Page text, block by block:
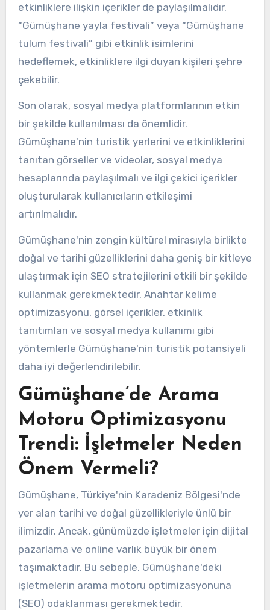
etkinliklere ilişkin içerikler de paylaşılmalıdır.
“Gümüşhane yayla festivali” veya “Gümüşhane
tulum festivali” gibi etkinlik isimlerini
hedeflemek, etkinliklere ilgi duyan kişileri şehre
çekebilir.
Son olarak, sosyal medya platformlarının etkin
bir şekilde kullanılması da önemlidir.
Gümüşhane'nin turistik yerlerini ve etkinliklerini
tanıtan görseller ve videolar, sosyal medya
hesaplarında paylaşılmalı ve ilgi çekici içerikler
oluşturularak kullanıcıların etkileşimi
artırılmalıdır.
Gümüşhane'nin zengin kültürel mirasıyla birlikte
doğal ve tarihi güzelliklerini daha geniş bir kitleye
ulaştırmak için SEO stratejilerini etkili bir şekilde
kullanmak gerekmektedir. Anahtar kelime
optimizasyonu, görsel içerikler, etkinlik
tanıtımları ve sosyal medya kullanımı gibi
yöntemlerle Gümüşhane'nin turistik potansiyeli
daha iyi değerlendirilebilir.
Gümüşhane’de Arama
Motoru Optimizasyonu
Trendi: İşletmeler Neden
Önem Vermeli?
Gümüşhane, Türkiye'nin Karadeniz Bölgesi'nde
yer alan tarihi ve doğal güzellikleriyle ünlü bir
ilimizdir. Ancak, günümüzde işletmeler için dijital
pazarlama ve online varlık büyük bir önem
taşımaktadır. Bu sebeple, Gümüşhane'deki
işletmelerin arama motoru optimizasyonuna
(SEO) odaklanması gerekmektedir.